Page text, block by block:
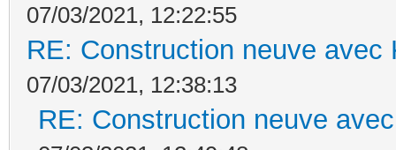
07/03/2021, 12:22:55
RE: Construction neuve avec
07/03/2021, 12:38:13
RE: Construction neuve